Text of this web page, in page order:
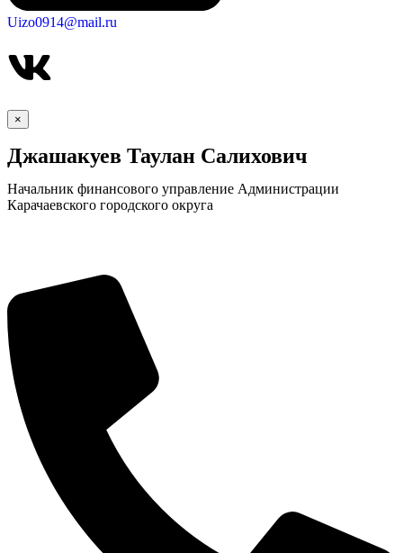
Uizo0914@mail.ru
×
Джашакуев Таулан Салихович
Начальник финансового управление Администрации
Карачаевского городского округа